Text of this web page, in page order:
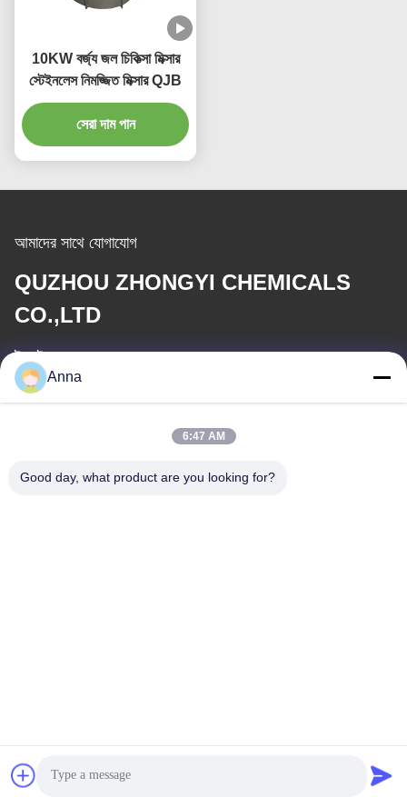
10KW বর্জ্য জল চিকিত্সা মিক্সার
স্টেইনলেস নিমজ্জিত মিক্সার QJB
সেরা দাম পান
আমাদের সাথে যোগাযোগ
QUZHOU ZHONGYI CHEMICALS
CO.,LTD
ই-মেইল
Anna
6:47 AM
Good day, what product are you looking for?